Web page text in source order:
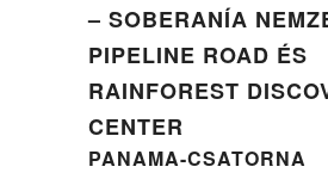
– SOBERANÍA
PIPELINE ROAD ÉS
RAINFOREST
CENTER
PANAMA-CSATORNA